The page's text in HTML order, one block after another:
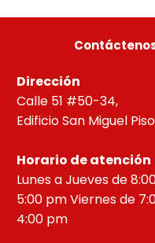
HORIZONTAL,
Dirección
Calle 51 #50-34,
Edificio San Miguel Piso
Horario de atención
Lunes a Jueves de
5:00 pm Viernes de
4:00 pm